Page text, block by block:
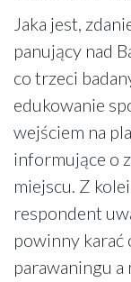
Jaka jest,
panujący nad
co trzeci
edukowanie
wejściem na
informujące o
miejscu. Z
respondent
powinny karać
parawaningu a